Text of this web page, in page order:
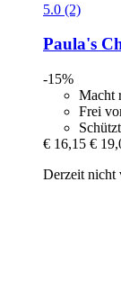
5.0 (2)
Paula's
-15%
Macht
Frei
€ 16,15 €
Derzeit nicht